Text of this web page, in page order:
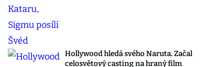
Hollywood hledá svého Naruta. Začal
celosvětový casting na hraný film